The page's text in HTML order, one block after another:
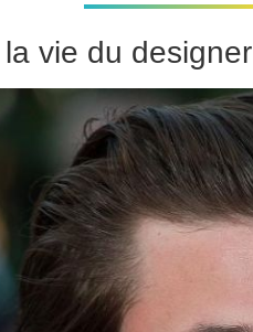
vie du designer